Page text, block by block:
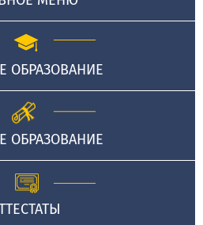
ОБРАЗОВАНИЕ
ОБРАЗОВАНИЕ